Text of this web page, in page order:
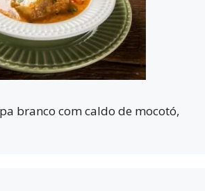
branco com caldo de mocotó,